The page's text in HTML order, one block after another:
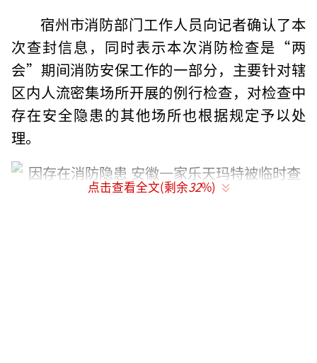
宿州市消防部门工作人员向记者确认了本
次查封信息，同时表示本次消防检查是“两
会”期间消防安保工作的一部分，主要针对辖
区内人流密集场所开展的例行检查，对检查中
存在安全隐患的其他场所也根据规定予以处
理。
点击查看全文(剩余32%)